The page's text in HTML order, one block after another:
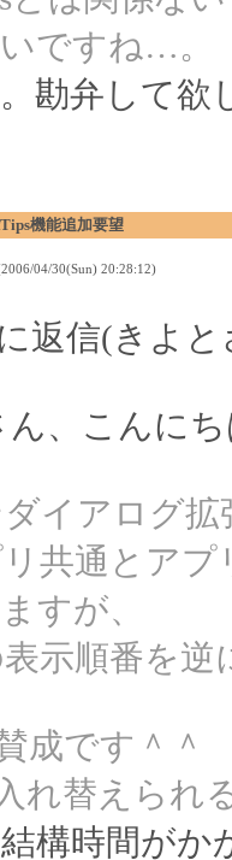
ですね…。
勘弁して欲
機能追加要望
04/30(Sun) 20:28:12)
返信(きよ
ん、こんにち
イアログ
共通とア
すが、
示順番を
成です＾＾
れ替えられ
構時間がか